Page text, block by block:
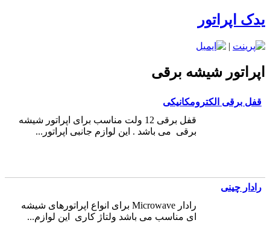
یدک اپراتور
|
اپراتور شیشه برقی
قفل برقی الکترومکانیکی
قفل برقی 12 ولت مناسب برای اپراتور شیشه
برقی می باشد . این لوازم جانبی اپراتور...
رادار چینی
رادار Microwave برای انواع اپراتورهای شیشه
ای مناسب می باشد ولتاژ کاری این لوازم...